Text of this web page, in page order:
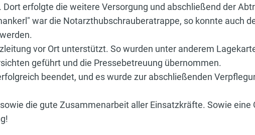
erfolgte die weitere Versorgung und abschließend der
war die Notarzthubschrauberatrappe, so konnte auch
vor Ort unterstützt. So wurden unter anderem
geführt und die Pressebetreuung übernommen.
beendet, und es wurde zur abschließenden
die gute Zusammenarbeit aller Einsatzkräfte. Sowie eine